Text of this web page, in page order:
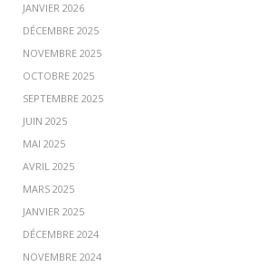
JANVIER 2026
DÉCEMBRE 2025
NOVEMBRE 2025
OCTOBRE 2025
SEPTEMBRE 2025
JUIN 2025
MAI 2025
AVRIL 2025
MARS 2025
JANVIER 2025
DÉCEMBRE 2024
NOVEMBRE 2024